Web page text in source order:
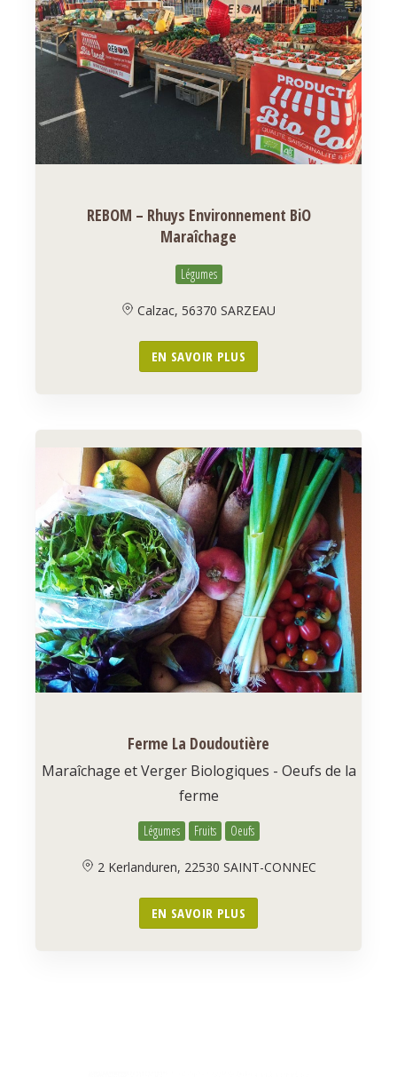
REBOM – Rhuys Environnement BiO
Maraîchage
Légumes
Calzac, 56370 SARZEAU
EN SAVOIR PLUS
Ferme La Doudoutière
Maraîchage et Verger Biologiques - Oeufs de la
ferme
Légumes Fruits Oeufs
2 Kerlanduren, 22530 SAINT-CONNEC
EN SAVOIR PLUS